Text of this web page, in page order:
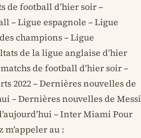
de football d’hier soir –
– Ligue espagnole – Ligue
champions – Ligue
de la ligue anglaise d’hier
de football d’hier soir –
2022 – Dernières nouvelles de
– Dernières nouvelles de Messi
– Inter Miami Pour
au :